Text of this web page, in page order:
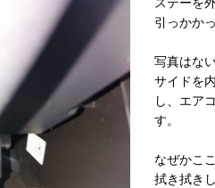
ステーを
引っかか
写真はな
サイドを
し、エア
す。
なぜかこ
拭き拭き